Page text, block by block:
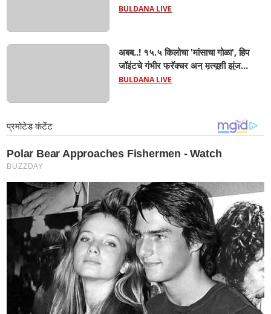
अड्ड्यावर डीवायएसपी पथकाची धाड.. अंधारात
BULDANA LIVE
अबब..! १५.५ किलोचा 'मांसाचा गोळा', हिप
जॉइंटचे गंभीर फ्रॅक्चर अन् मृत्यूशी झुंज...
BULDANA LIVE